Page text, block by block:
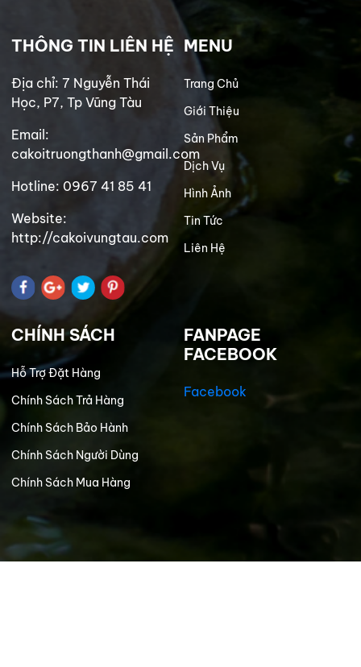
THÔNG TIN LIÊN HỆ
Địa chỉ: 7 Nguyễn Thái
Học, P7, Tp Vũng Tàu
Email:
cakoitruongthanh@gmail.com
Hotline: 0967 41 85 41
Website:
http://cakoivungtau.com
MENU
Trang Chủ
Giới Thiệu
Sản Phẩm
Dịch Vụ
Hình Ảnh
Tin Tức
Liên Hệ
CHÍNH SÁCH
Hỗ Trợ Đặt Hàng
Chính Sách Trả Hàng
Chính Sách Bảo Hành
Chính Sách Người Dùng
Chính Sách Mua Hàng
FANPAGE
FACEBOOK
Facebook